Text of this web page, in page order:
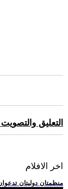
التعليق
اخر الافلام
.. منظمتان دوليتان